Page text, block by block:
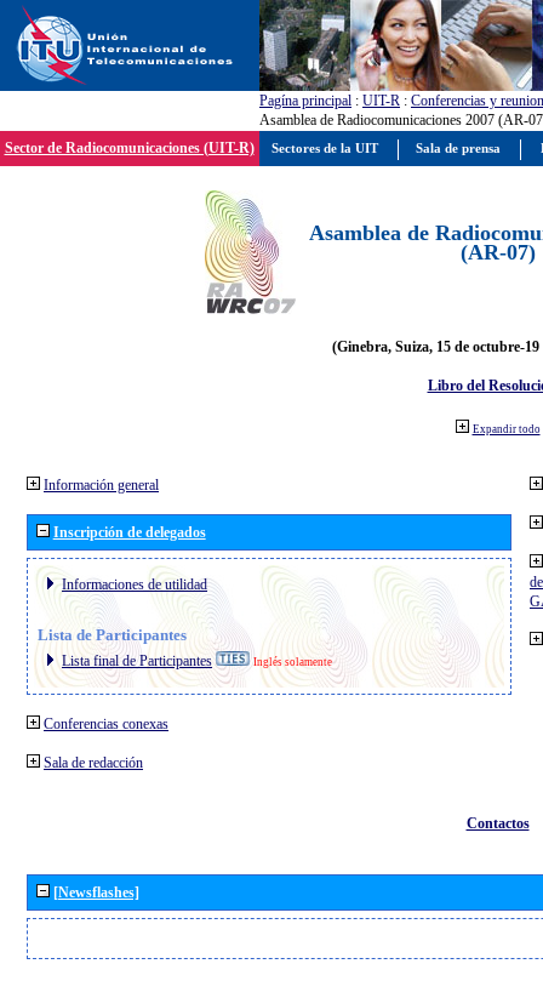
Pagína principal : UIT-R : Conferencias y
Asamblea de Radiocomunicaciones 2007 (AR-
Sector de Radiocomunicaciones (UIT-R)
Asamblea de
(AR-07)
(Ginebra, Suiza, 15 de octubre-19
Libro del
Expandir todo
Información general
Inscripción de delegados
Informaciones de utilidad
Lista de Participantes
Lista final de Participantes Inglés solamente
Conferencias conexas
Sala de redacción
Contactos
[Newsflashes]
Sectores de la UIT Sala de prensa